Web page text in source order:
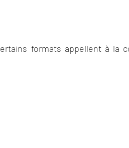
formats appellent à la